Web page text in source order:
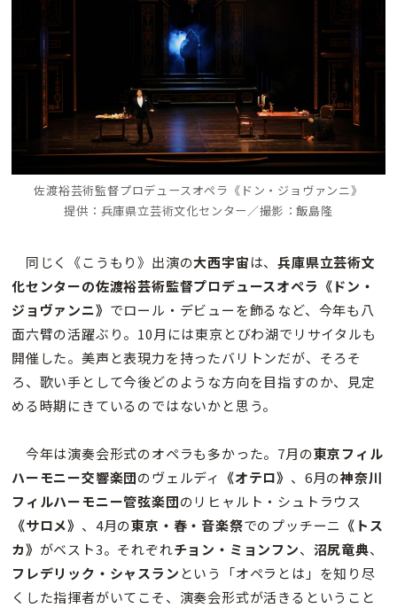
佐渡裕芸術監督プロデュースオペラ《ドン・ジョヴァンニ》
提供：兵庫県立芸術文化センター／撮影：飯島隆
同じく《こうもり》出演の大西宇宙は、兵庫県立芸術文
化センターの佐渡裕芸術監督プロデュースオペラ《ドン・
ジョヴァンニ》 でロール・デビューを飾るなど、今年も八
面六臂の活躍ぶり。10月には東京とびわ湖でリサイタルも
開催した。美声と表現力を持ったバリトンだが、そろそ
ろ、歌い手として今後どのような方向を目指すのか、見定
める時期にきているのではないかと思う。
今年は演奏会形式のオペラも多かった。7月の東京フィル
ハーモニー交響楽団のヴェルディ 《オテロ》 、6月の神奈川
フィルハーモニー管弦楽団のリヒャルト・シュトラウス
《サロメ》 、4月の東京・春・音楽祭でのプッチーニ 《トス
カ》 がベスト3。それぞれチョン・ミョンフン、 沼尻竜典、
フレデリック・シャスラン という「オペラとは」を知り尽
くした指揮者がいてこそ、演奏会形式が活きるということ